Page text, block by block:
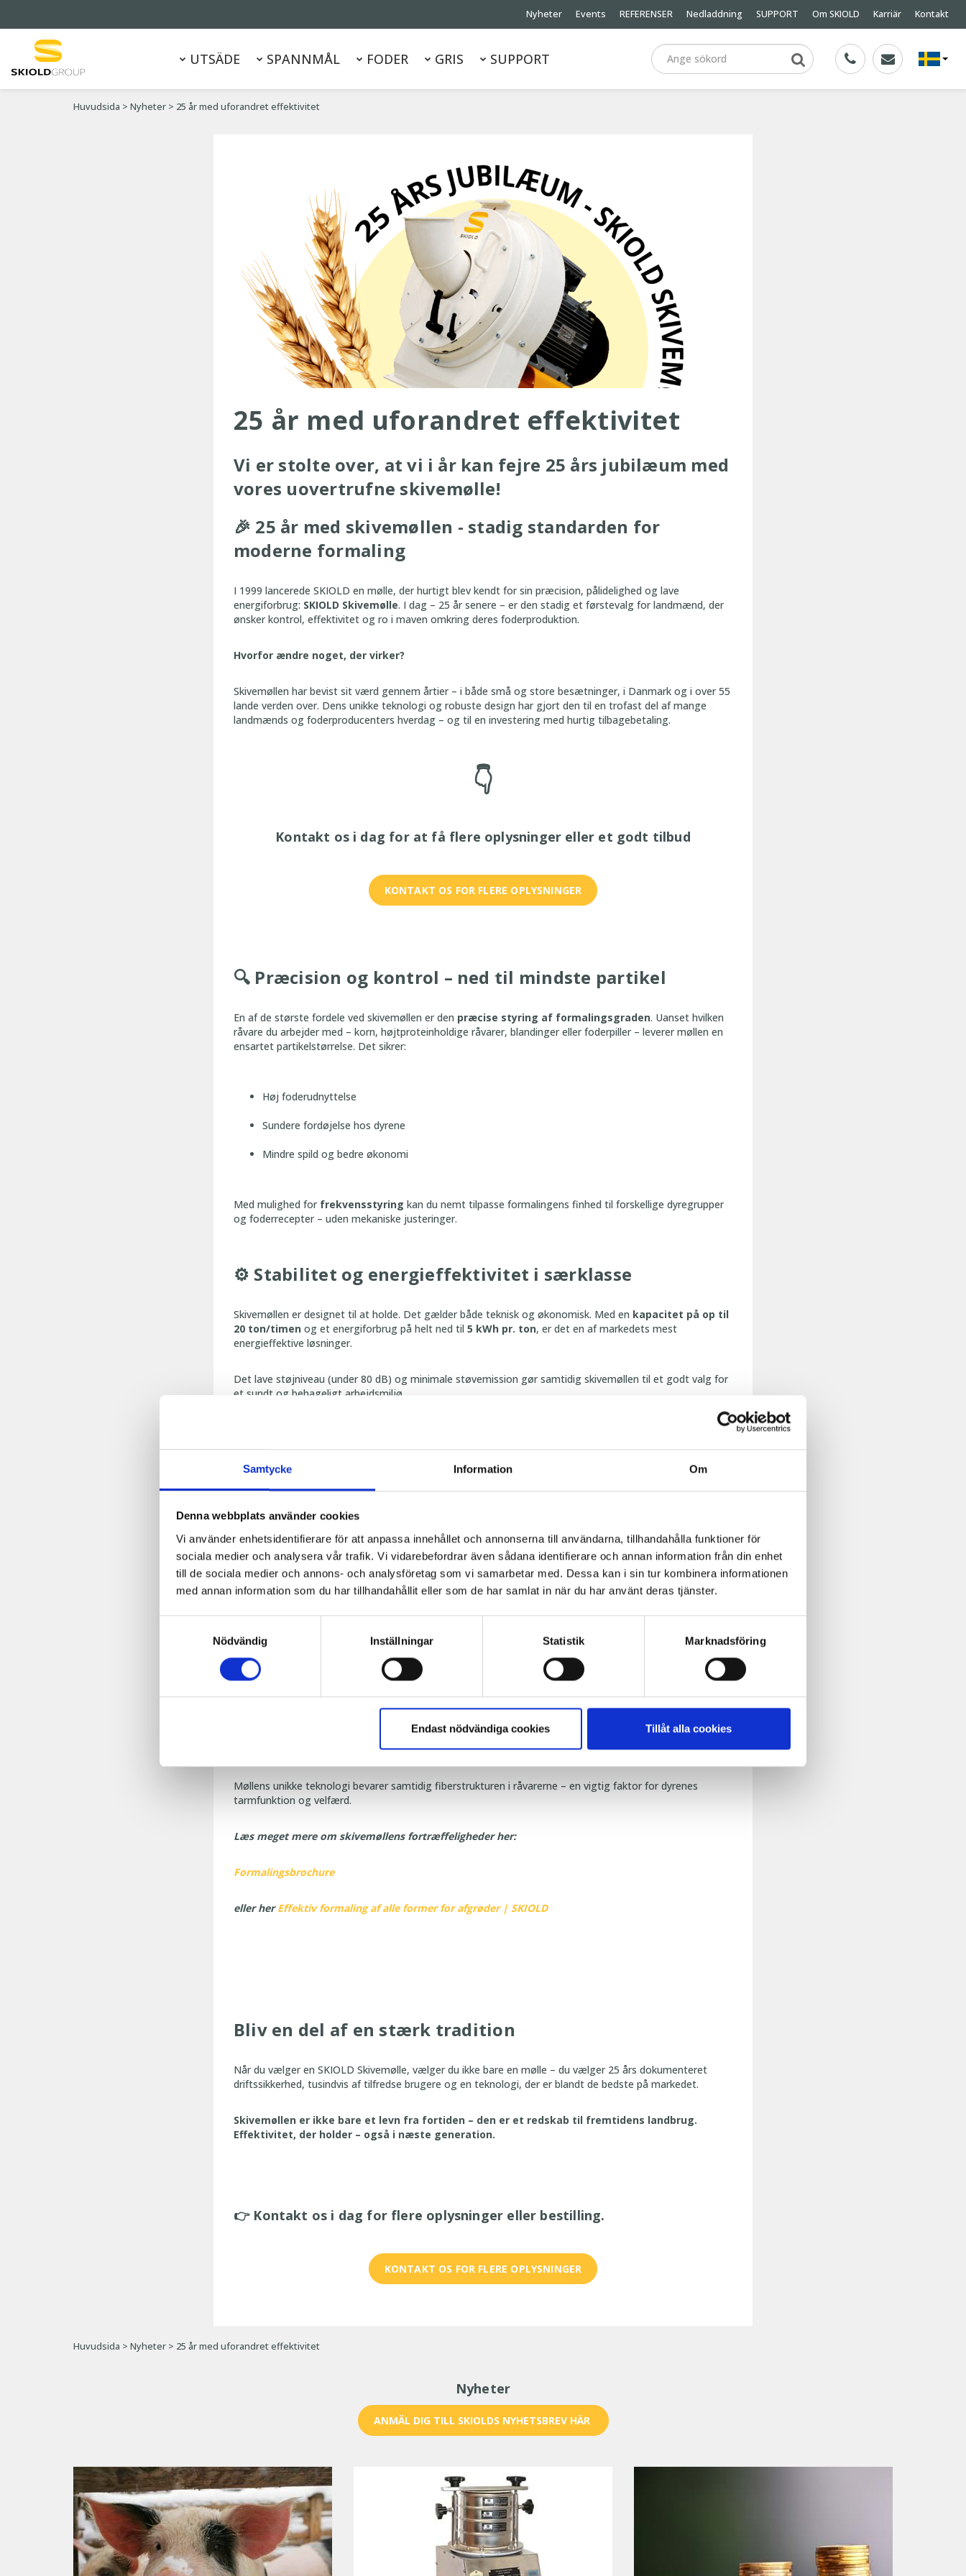
Samtycke Information Om
Denna webbplats använder cookies
Vi använder enhetsidentifierare för att anpassa innehållet och annonserna till användarna, tillhandahålla funktioner för
sociala medier och analysera vår trafik. Vi vidarebefordrar även sådana identifierare och annan information från din enhet
till de sociala medier och annons- och analysföretag som vi samarbetar med. Dessa kan i sin tur kombinera informationen
med annan information som du har tillhandahållit eller som de har samlat in när du har använt deras tjänster.
Nödvändig
Inställningar Statistik Marknadsföring
Endast nödvändiga cookies Tillåt alla cookies
Nyheter Events REFERENSER Nedladdning SUPPORT Om SKIOLD Karriär Kontakt
UTSÄDE SPANNMÅL FODER GRIS SUPPORT
Huvudsida > Nyheter > 25 år med uforandret effektivitet
25 år med uforandret effektivitet
Vi er stolte over, at vi i år kan fejre 25 års jubilæum med
vores uovertrufne skivemølle!
🎉 25 år med skivemøllen - stadig standarden for
moderne formaling
I 1999 lancerede SKIOLD en mølle, der hurtigt blev kendt for sin præcision, pålidelighed og lave
energiforbrug: SKIOLD Skivemølle. I dag – 25 år senere – er den stadig et førstevalg for landmænd, der
ønsker kontrol, effektivitet og ro i maven omkring deres foderproduktion.
Hvorfor ændre noget, der virker?
Skivemøllen har bevist sit værd gennem årtier – i både små og store besætninger, i Danmark og i over 55
lande verden over. Dens unikke teknologi og robuste design har gjort den til en trofast del af mange
landmænds og foderproducenters hverdag – og til en investering med hurtig tilbagebetaling.
👇
Kontakt os i dag for at få flere oplysninger eller et godt tilbud
KONTAKT OS FOR FLERE OPLYSNINGER
🔍 Præcision og kontrol – ned til mindste partikel
En af de største fordele ved skivemøllen er den præcise styring af formalingsgraden. Uanset hvilken
råvare du arbejder med – korn, højtproteinholdige råvarer, blandinger eller foderpiller – leverer møllen en
ensartet partikelstørrelse. Det sikrer:
Høj foderudnyttelse
Sundere fordøjelse hos dyrene
Mindre spild og bedre økonomi
Med mulighed for frekvensstyring kan du nemt tilpasse formalingens finhed til forskellige dyregrupper
og foderrecepter – uden mekaniske justeringer.
⚙️ Stabilitet og energieffektivitet i særklasse
Skivemøllen er designet til at holde. Det gælder både teknisk og økonomisk. Med en kapacitet på op til
20 ton/timen og et energiforbrug på helt ned til 5 kWh pr. ton, er det en af markedets mest
energieffektive løsninger.
Det lave støjniveau (under 80 dB) og minimale støvemission gør samtidig skivemøllen til et godt valg for
et sundt og behageligt arbejdsmiljø.
🔄Automatiskindstilling af formalingsgrad
Moderne foderproduktion kræver fleksibilitet – uden at gå på kompromis med præcision. Skivemøllen kan
råvare i den specifikke recept. Dette sikrer, at der produceres foder med den rigtige struktur til alle
dyregrupper.
🧰Nem vedligeholdelse – lang levetid
Meget lave vedligeholdelsesomkostninger
Møllens unikke teknologi bevarer samtidig fiberstrukturen i råvarerne – en vigtig faktor for dyrenes
tarmfunktion og velfærd.
Læs meget mere om skivemøllens fortræffeligheder her:
Formalingsbrochure
eller herEffektiv formaling af alle former for afgrøder | SKIOLD
Bliv en del af en stærk tradition
Når du vælger en SKIOLD Skivemølle, vælger du ikke bare en mølle – du vælger 25 års dokumenteret
driftssikkerhed, tusindvis af tilfredse brugere og en teknologi, der er blandt de bedste på markedet.
Skivemøllen er ikke bare et levn fra fortiden – den er et redskab til fremtidens landbrug.
Effektivitet, der holder – også i næste generation.
👉 Kontakt os i dag for flere oplysninger eller bestilling.
KONTAKT OS FOR FLERE OPLYSNINGER
Huvudsida > Nyheter > 25 år med uforandret effektivitet
Nyheter
ANMÄL DIG TILL SKIOLDS NYHETSBREV HÄR